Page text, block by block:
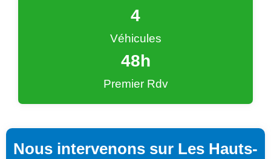
Véhicules
4
Premier Rdv
48h
Nous intervenons sur Les Hauts-